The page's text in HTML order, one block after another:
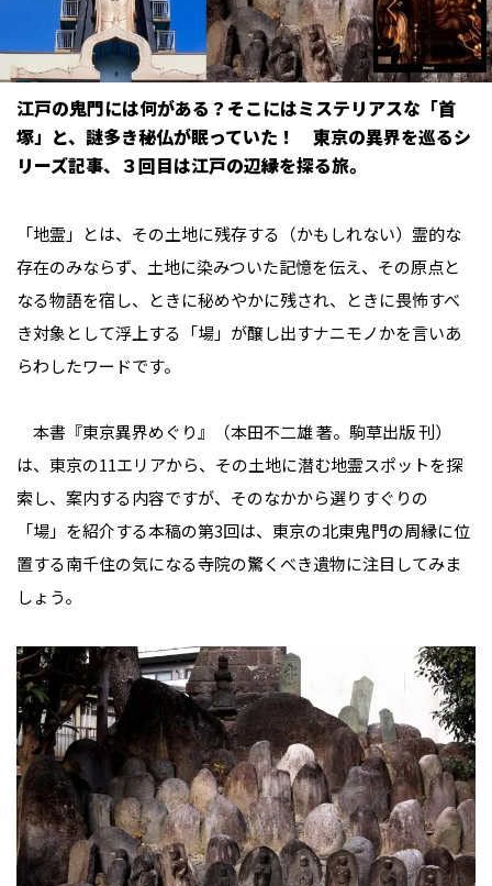
江戸の鬼門には何がある？そこにはミステリアスな「首
塚」と、謎多き秘仏が眠っていた！ 東京の異界を巡るシ
リーズ記事、３回目は江戸の辺縁を探る旅。
「地霊」とは、その土地に残存する（かもしれない）霊的な
存在のみならず、土地に染みついた記憶を伝え、その原点と
なる物語を宿し、ときに秘めやかに残され、ときに畏怖すべ
き対象として浮上する「場」が醸し出すナニモノかを言いあ
らわしたワードです。
本書『東京異界めぐり』（本田不二雄 著。駒草出版 刊）
は、東京の11エリアから、その土地に潜む地霊スポットを探
索し、案内する内容ですが、そのなかから選りすぐりの
「場」を紹介する本稿の第3回は、東京の北東鬼門の周縁に位
置する南千住の気になる寺院の驚くべき遺物に注目してみま
しょう。